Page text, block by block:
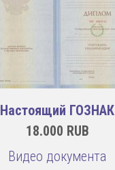
Настоящий ГОЗНАК
18.000 RUB
Видео документа